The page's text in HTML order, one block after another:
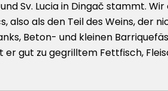
Sv. Lucia in Dingač stammt.
also als den Teil des Weins, der
Beton- und kleinen
er gut zu gegrilltem Fettfisch,